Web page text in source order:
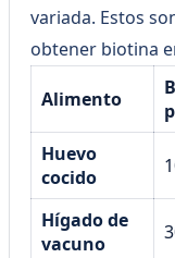
variada. Estos
obtener biotina
Alimento
Huevo
cocido
Hígado de
vacuno